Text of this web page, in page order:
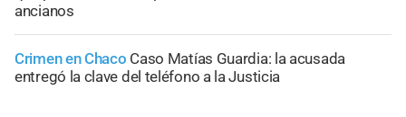
ancianos
Crimen en Chaco Caso Matías Guardia: la acusada
entregó la clave del teléfono a la Justicia